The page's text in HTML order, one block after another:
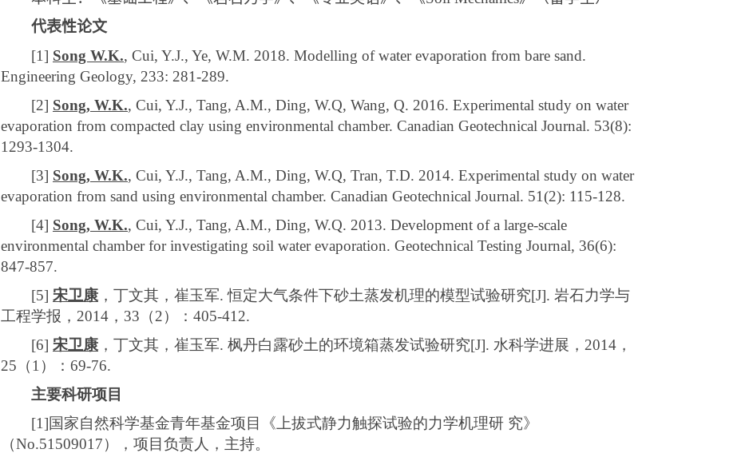
代表性论文
[1] Song W.K., Cui, Y.J., Ye, W.M. 2018. Modelling of water evaporation from bare sand.
Engineering Geology, 233: 281-289.
[2] Song, W.K., Cui, Y.J., Tang, A.M., Ding, W.Q, Wang, Q. 2016. Experimental study on water
evaporation from compacted clay using environmental chamber. Canadian Geotechnical Journal. 53(8):
1293-1304.
[3] Song, W.K., Cui, Y.J., Tang, A.M., Ding, W.Q, Tran, T.D. 2014. Experimental study on water
evaporation from sand using environmental chamber. Canadian Geotechnical Journal. 51(2): 115-128.
[4] Song, W.K., Cui, Y.J., Tang, A.M., Ding, W.Q. 2013. Development of a large-scale
environmental chamber for investigating soil water evaporation. Geotechnical Testing Journal, 36(6):
847-857.
[5] 宋卫康 ，丁文其，崔玉军.恒定大气条件下砂土蒸发机理的模型试验研究[J]. 岩石力学与
工程学报， 2014 ， 33 （2）： 405-412.
[6] 宋卫康 ，丁文其，崔玉军. 枫丹白露砂土的环境箱蒸发试验研究[J]. 水科学进展， 2014 ，
25 （1 ）： 69-76.
主要科研项目
[1]国家自然科学基金青年基金项目《上拔式静力触探试验的力学机理研 究》
（No.51509017），项目负责人，主持。